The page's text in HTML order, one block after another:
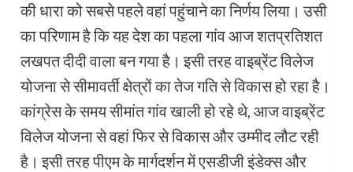
की धारा को सबसे पहले वहां पहुंचाने का निर्णय लिया। उसी
का परिणाम है कि यह देश का पहला गांव आज शतप्रतिशत
लखपत दीदी वाला बन गया है। इसी तरह वाइब्रेंट विलेज
योजना से सीमावर्ती क्षेत्रों का तेज गति से विकास हो रहा है।
कांग्रेस के समय सीमांत गांव खाली हो रहे थे, आज वाइब्रेंट
विलेज योजना से वहां फिर से विकास और उम्मीद लौट रही
है। इसी तरह पीएम के मार्गदर्शन में एसडीजी इंडेक्स और